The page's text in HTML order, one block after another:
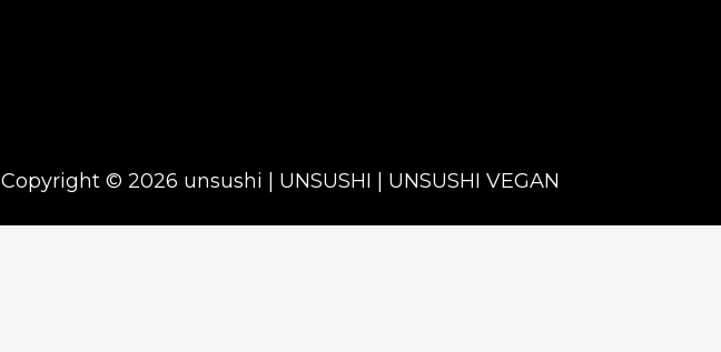
Copyright © 2026 unsushi | UNSUSHI | UNSUSHI VEGAN